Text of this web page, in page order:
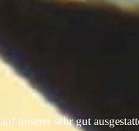
auf unserer sehr gut